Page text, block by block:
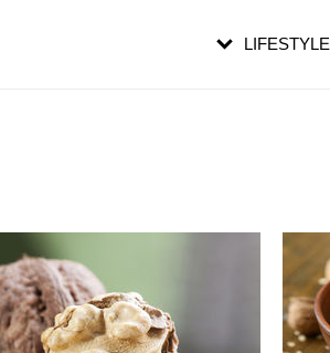
LIFESTYLE
pe măsură ce înaintezi în vârstă